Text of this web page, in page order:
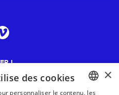
!
×
des cookies
personnaliser le contenu, les